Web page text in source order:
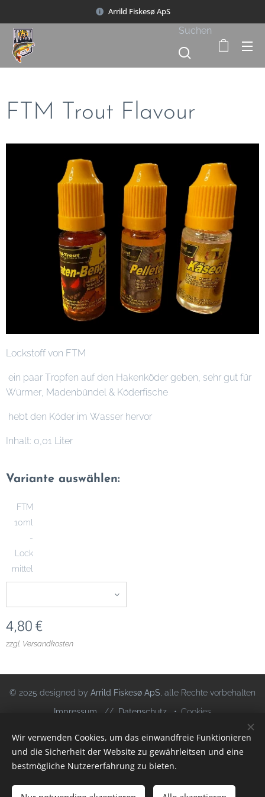
Arrild Fiskesø ApS
Suchen
FTM Trout Flavour
Lockstoff von FTM
ein paar Tropfen auf den Hakenköder geben, sehr gut für
Würmer, Madenbündel & Köderfische
hebt den Köder im Wasser hervor
Inhalt: 0,01 Liter
Variante auswählen:
FTM
10ml
-
Lock
mittel
4,80 €
zzgl. Versandkosten
© 2025 designed by Arrild Fiskesø ApS, alle Rechte vorbehalten
Impressum // Datenschutz Cookies
Sprachen
Deutsch
Dansk
Wir verwenden Cookies, um das einwandfreie Funktionieren
und die Sicherheit der Website zu gewährleitsen und eine
bestmögliche Nutzererfahrung zu bieten.